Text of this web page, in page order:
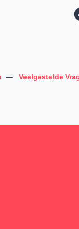
— Veelgestelde